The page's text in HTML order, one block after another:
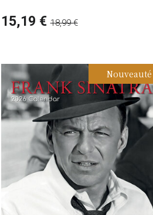
15,19 € 18,99 €
Nouveauté